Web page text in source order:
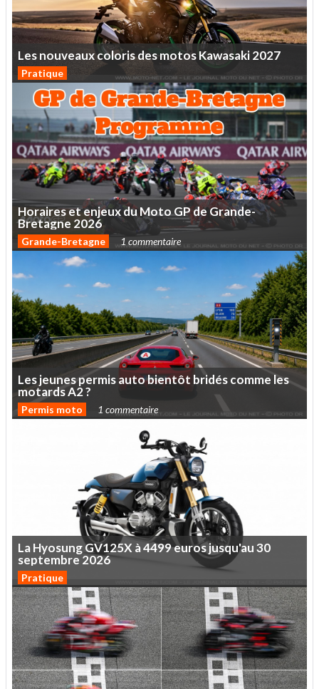
LesnouveauxcolorisdesmotosKawasaki2027
Pratique
HorairesetenjeuxduMotoGPdeGrande-
Bretagne 2026
Grande-Bretagne 1 commentaire
Lesjeunespermisautobientôt bridéscommeles
motardsA2?
Permis moto 1 commentaire
LaHyosungGV125X à4499eurosjusqu'au30
septembre2026
Pratique